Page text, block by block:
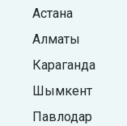
Астана
Алматы
Караганда
Шымкент
Павлодар